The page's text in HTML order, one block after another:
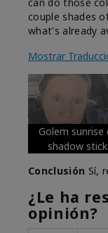
couple shades
what's already
Mostrar
Golem sunrise
shadow
Conclusión Sí,
¿Le ha
opinión?